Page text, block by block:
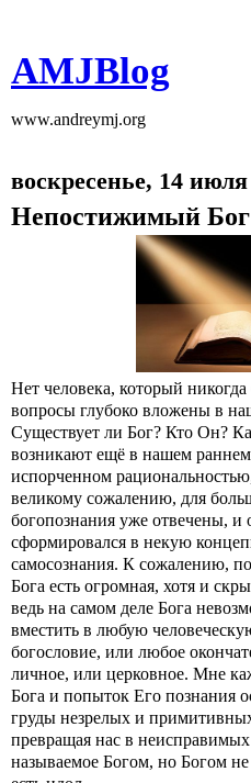
AMJBlog
www.andreymj.org
воскресенье, 14 июля
Непостижимый Бог
Нет человека, который
вопросы глубоко влoжены в
Существует ли Бог? Кто Он?
возникают ещё в нашем
испорченном
великому сожалению, для
богопознания уже отвечены, и
сформировался в некую
самосознания. К сожалению,
Бога есть огромная, хотя и
ведь на самом деле Бога
вместить в любую
богословие, или любое
личное, или церковное. Мне
Бога и попыток Его познания
груды незрелых и
превращая нас в
называемое Богом, но Богом